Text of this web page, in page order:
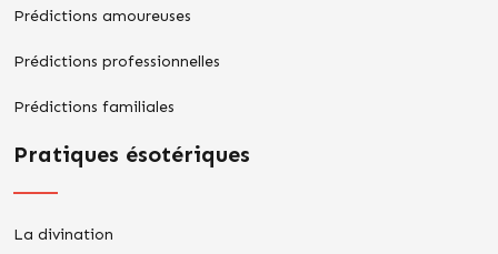
Prédictions amoureuses
Prédictions professionnelles
Prédictions familiales
Pratiques ésotériques
La divination